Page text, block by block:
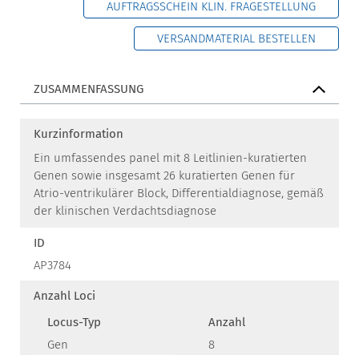
AUFTRAGSSCHEIN KLIN. FRAGESTELLUNG
VERSANDMATERIAL BESTELLEN
ZUSAMMENFASSUNG
Kurzinformation
Ein umfassendes panel mit 8 Leitlinien-kuratierten
Genen sowie insgesamt 26 kuratierten Genen für
Atrio-ventrikulärer Block, Differentialdiagnose, gemäß
der klinischen Verdachtsdiagnose
ID
AP3784
Anzahl Loci
Locus-Typ
Anzahl
Gen
8